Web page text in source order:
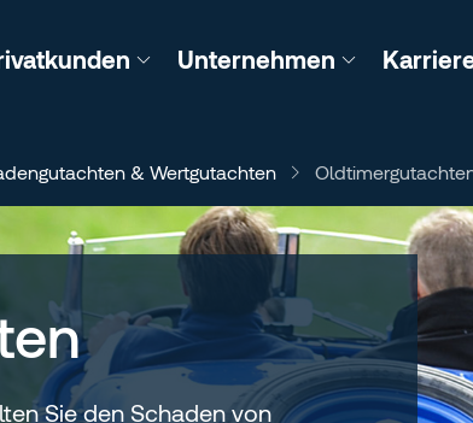
Unternehmen
& Wertgutachten
Sie den Schaden von